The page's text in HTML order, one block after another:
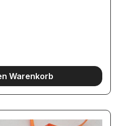
Warenkorb